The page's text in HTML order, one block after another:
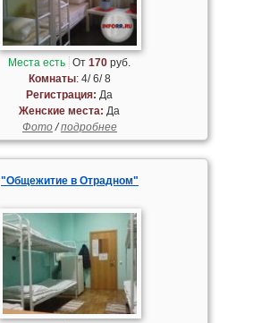
Места есть От170 руб.
Комнаты: 4/ 6/ 8
Регистрация: Да
Женские места: Да
Фото/подробнее
"Общежитие в Отрадном"